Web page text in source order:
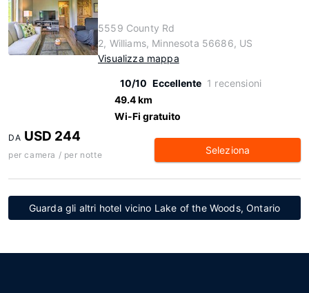
5559 County Rd
2, Williams, Minnesota 56686, US
Visualizza mappa
10/10 Eccellente 1 recensioni
49.4 km
Wi-Fi gratuito
DA USD 244
per camera / per notte Seleziona
Guarda gli altri hotel vicino Lake of the Woods, Ontario